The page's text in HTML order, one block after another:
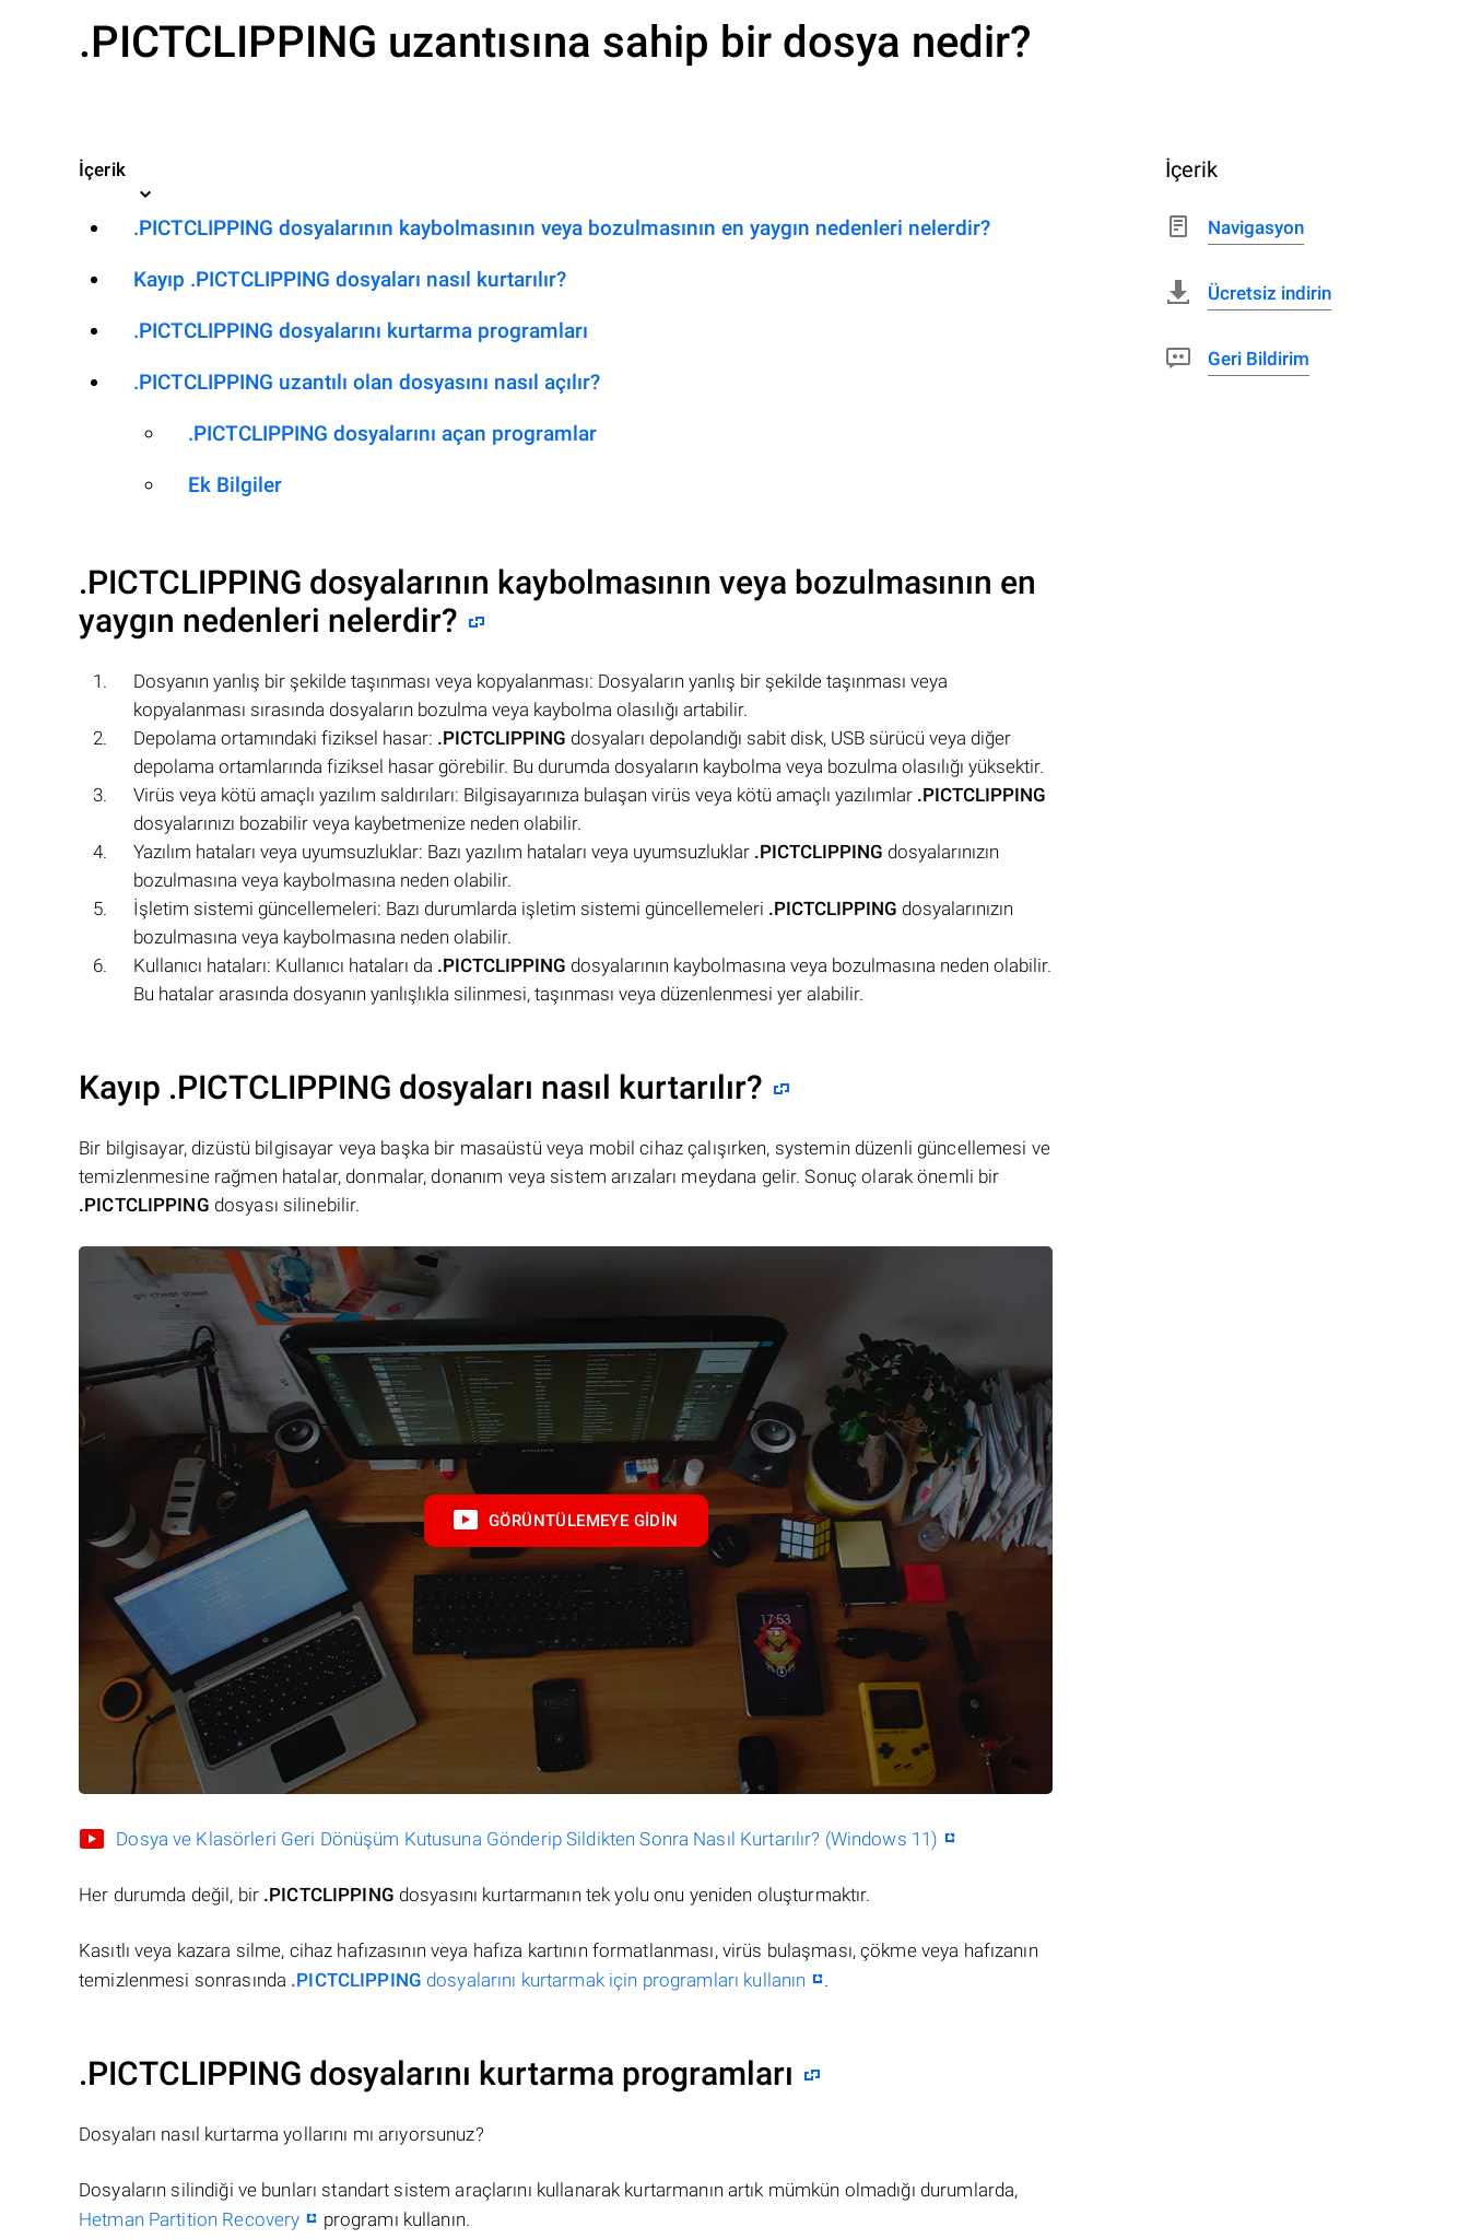
.PICTCLIPPING uzantısına sahip bir dosya nedir?
İçerik
.PICTCLIPPING dosyalarının kaybolmasının veya bozulmasının en yaygın nedenleri nelerdir?
Kayıp .PICTCLIPPING dosyaları nasıl kurtarılır?
.PICTCLIPPING dosyalarını kurtarma programları
.PICTCLIPPING uzantılı olan dosyasını nasıl açılır?
.PICTCLIPPING dosyalarını açan programlar
Ek Bilgiler
.PICTCLIPPING dosyalarının kaybolmasının veya bozulmasının en
yaygın nedenleri nelerdir?
Dosyanın yanlış bir şekilde taşınması veya kopyalanması: Dosyaların yanlış bir şekilde taşınması veya
kopyalanması sırasında dosyaların bozulma veya kaybolma olasılığı artabilir.
Depolama ortamındaki fiziksel hasar: .PICTCLIPPING dosyaları depolandığı sabit disk, USB sürücü veya diğer
depolama ortamlarında fiziksel hasar görebilir. Bu durumda dosyaların kaybolma veya bozulma olasılığı yüksektir.
Virüs veya kötü amaçlı yazılım saldırıları: Bilgisayarınıza bulaşan virüs veya kötü amaçlı yazılımlar .PICTCLIPPING
dosyalarınızı bozabilir veya kaybetmenize neden olabilir.
Yazılım hataları veya uyumsuzluklar: Bazı yazılım hataları veya uyumsuzluklar .PICTCLIPPING dosyalarınızın
bozulmasına veya kaybolmasına neden olabilir.
İşletim sistemi güncellemeleri: Bazı durumlarda işletim sistemi güncellemeleri .PICTCLIPPING dosyalarınızın
bozulmasına veya kaybolmasına neden olabilir.
Kullanıcı hataları: Kullanıcı hataları da .PICTCLIPPING dosyalarının kaybolmasına veya bozulmasına neden olabilir.
Bu hatalar arasında dosyanın yanlışlıkla silinmesi, taşınması veya düzenlenmesi yer alabilir.
Kayıp .PICTCLIPPING dosyaları nasıl kurtarılır?
Bir bilgisayar, dizüstü bilgisayar veya başka bir masaüstü veya mobil cihaz çalışırken, systemin düzenli güncellemesi ve
temizlenmesine rağmen hatalar, donmalar, donanım veya sistem arızaları meydana gelir. Sonuç olarak önemli bir
.PICTCLIPPING dosyası silinebilir.
GÖRÜNTÜLEMEYE GIDIN
Dosya ve Klasörleri Geri Dönüşüm Kutusuna Gönderip Sildikten Sonra Nasıl Kurtarılır? (Windows 11)
Her durumda değil, bir .PICTCLIPPING dosyasını kurtarmanın tek yolu onu yeniden oluşturmaktır.
Kasıtlı veya kazara silme, cihaz hafızasının veya hafıza kartının formatlanması, virüs bulaşması, çökme veya hafızanın
temizlenmesi sonrasında .PICTCLIPPING dosyalarını kurtarmak için programları kullanın .
.PICTCLIPPING dosyalarını kurtarma programları
Dosyaları nasıl kurtarma yollarını mı arıyorsunuz?
Dosyaların silindiği ve bunları standart sistem araçlarını kullanarak kurtarmanın artık mümkün olmadığı durumlarda,
Hetman Partition Recovery
programı kullanın.
İçerik
Navigasyon
Ücretsiz indirin
Geri Bildirim